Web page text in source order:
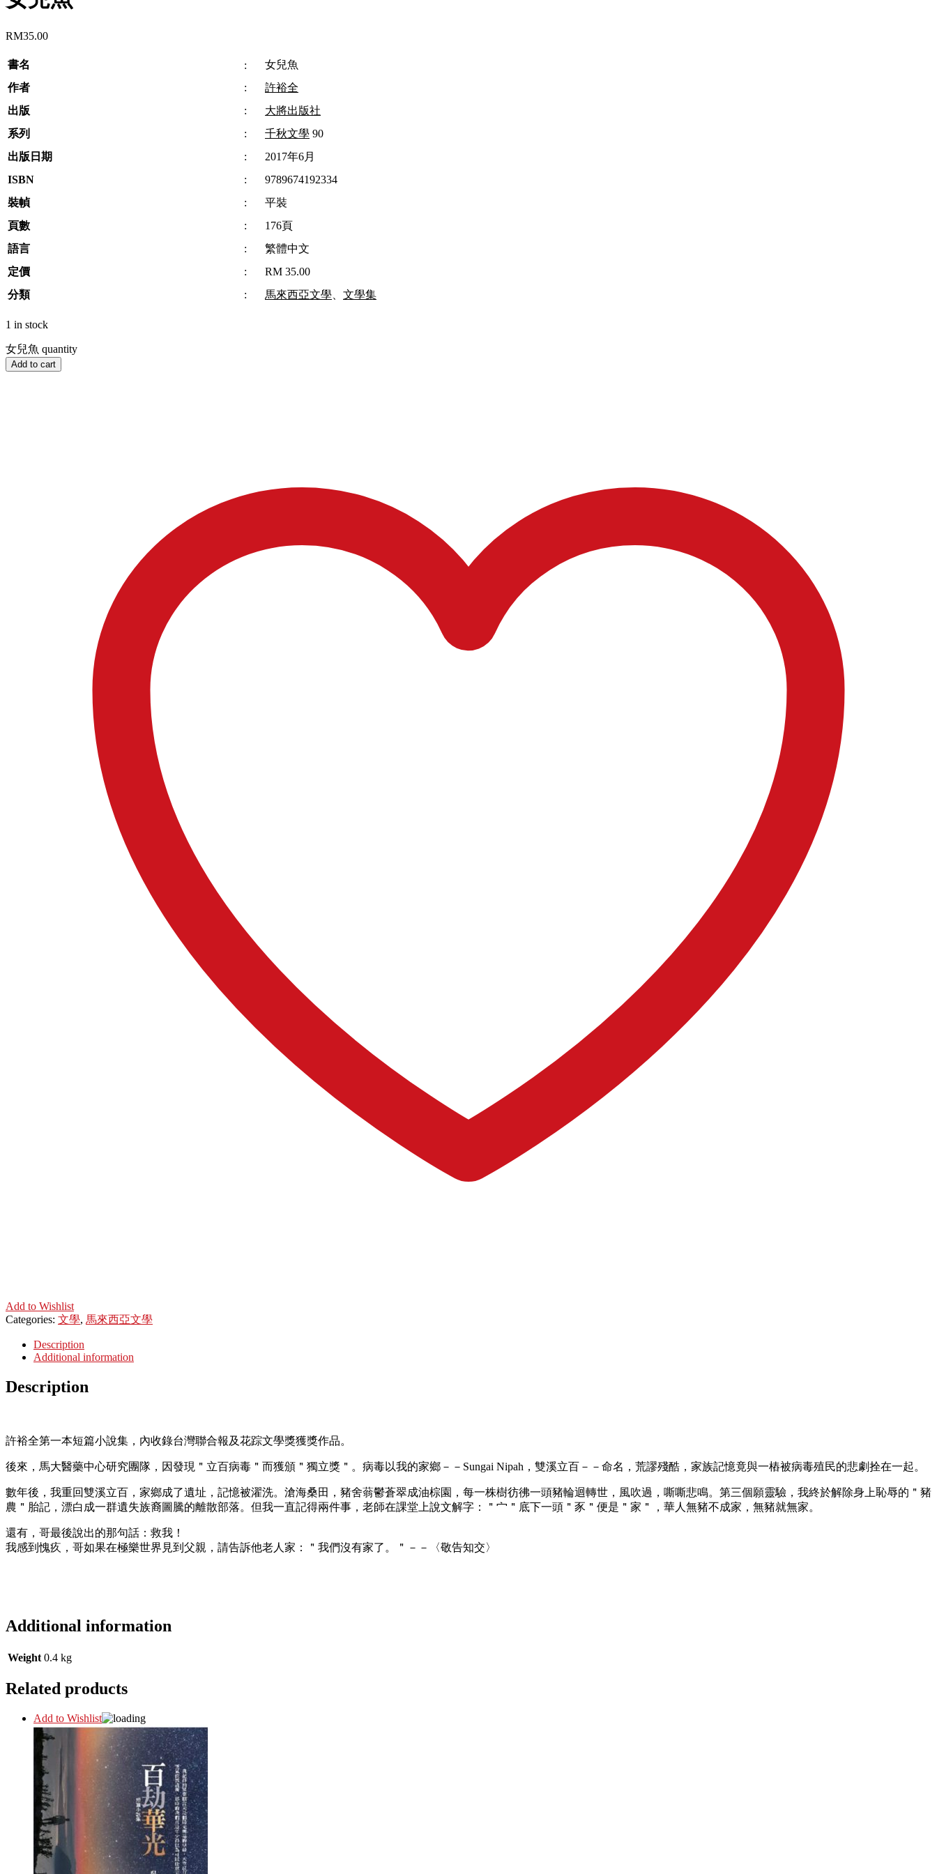
RM35.00
書名 :
女兒魚
作者
:
許裕全
出版
:
大將出版社
系列
: 千秋文學 90
出版日期
:
2017年6月
ISBN
:
9789674192334
裝幀
:
平裝
頁數
:
176頁
語言
:
繁體中文
定價
:
RM 35.00
分類
: 馬來西亞文學 文學集
1 in stock
女兒魚 quantity
Add to cart
Add to Wishlist
Categories: 文學, 馬來西亞文學
Description
Additional information
Description
許裕全第一本短篇小說集，內收錄台灣聯合報及花踪文學獎獲獎作品。
後來，馬大醫藥中心研究團隊，因發現＂立百病毒＂而獲頒＂獨立獎＂。病毒以我的家鄉－－Sungai Nipah，雙溪立百－－命名，荒謬殘酷，家族記憶竟與一樁被病毒殖民的悲劇拴在一起。
數年後，我重回雙溪立百，家鄉成了遺址，記憶被濯洗。滄海桑田，豬舍蓊鬱蒼翠成油棕園，每一株樹彷彿一頭豬輪迴轉世，風吹過，嘶嘶悲鳴。第三個願靈驗，我終於解除身上恥辱的＂豬
農＂胎記，漂白成一群遺失族裔圖騰的離散部落。但我一直記得兩件事，老師在課堂上說文解字：＂宀＂底下一頭＂豕＂便是＂家＂，華人無豬不成家，無豬就無家。
還有，哥最後說出的那句話：救我！
我感到愧疚，哥如果在極樂世界見到父親，請告訴他老人家：＂我們沒有家了。＂－－〈敬告知交〉
Additional information
Weight 0.4 kg
Related products
Add to Wishlist